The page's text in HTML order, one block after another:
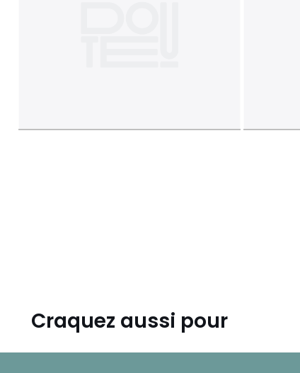
Craquez aussi pour